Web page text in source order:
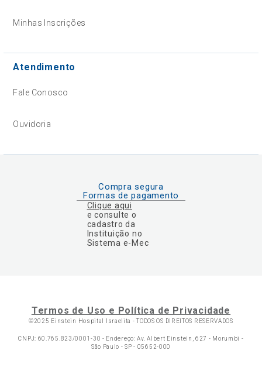
Minhas Inscrições
Atendimento
Fale Conosco
Ouvidoria
Compra segura
Formas de pagamento
Clique aqui
e consulte o
cadastro da
Instituição no
Sistema e-Mec
Termos de Uso e Política de Privacidade
©2025 Einstein Hospital Israelita -TODOS OS DIREITOS RESERVADOS
CNPJ: 60.765.823/0001-30 - Endereço: Av. Albert Einstein, 627 - Morumbi -
São Paulo - SP - 05652-000